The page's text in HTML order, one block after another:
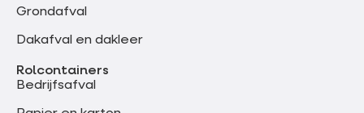
Grondafval
Dakafval en dakleer
Rolcontainers
Bedrijfsafval